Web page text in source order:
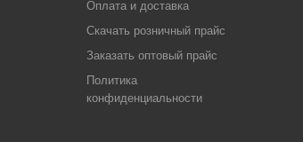
Оплата и доставка
Скачать розничный прайс
Заказать оптовый прайс
Политика
конфиденциальности